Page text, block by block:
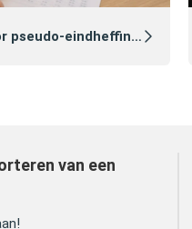
2027: zo voorkomt u dat
van een